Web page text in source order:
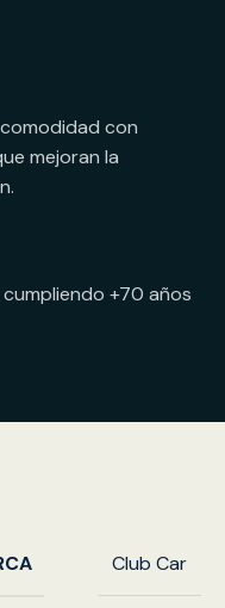
con
mejoran la
+70 años
Club Car